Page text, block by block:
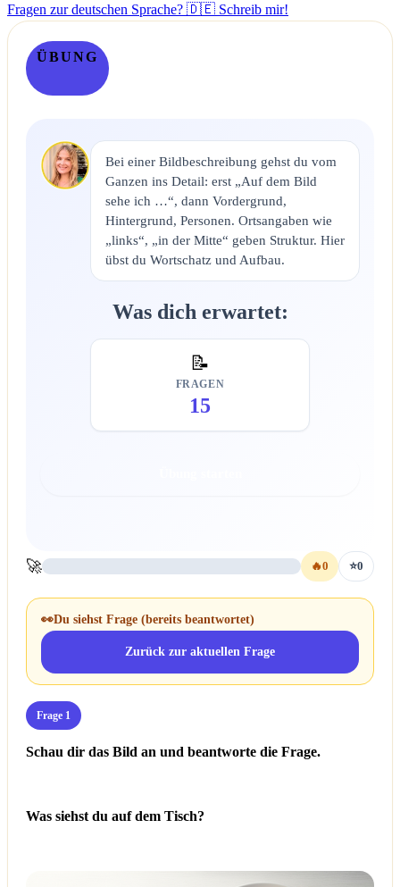
Fragen zur deutschen Sprache? 🇩🇪 Schreib mir!
ÜBUNG
Bei einer Bildbeschreibung gehst du vom
Ganzen ins Detail: erst „Auf dem Bild
sehe ich …“, dann Vordergrund,
Hintergrund, Personen. Ortsangaben wie
„links“, „in der Mitte“ geben Struktur. Hier
übst du Wortschatz und Aufbau.
Was dich erwartet:
📝
FRAGEN
15
🚀 🔥0 ⭐0
👀Du siehst Frage (bereits beantwortet)
Zurück zur aktuellen Frage
Frage 1
Schau dir das Bild an und beantworte die Frage.
Was siehst du auf dem Tisch?